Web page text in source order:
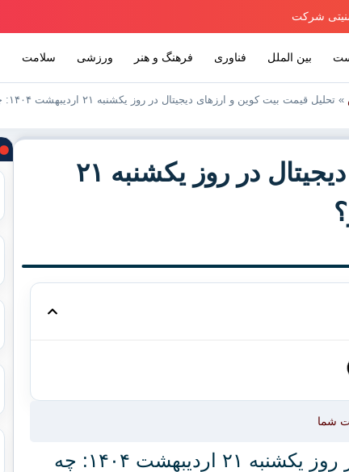
بین الملل فناوری فرهنگ و هنر ورزشی سلامت
» تحلیل قیمت بیت کوین و ارزهای دیجیتال در روز یکشنبه ۲۱ اردیبهشت ۱۴۰۴: چه خبر از بازار؟
تحلیل قیمت بیت کوین و ارزهای دیجیتال در روز یکشنبه ۲۱
شما
تحلیل قیمت بیت کوین و ارزهای دیجیتال در روز یکشنبه ۲۱ اردیبهشت ۱۴۰۴: چه